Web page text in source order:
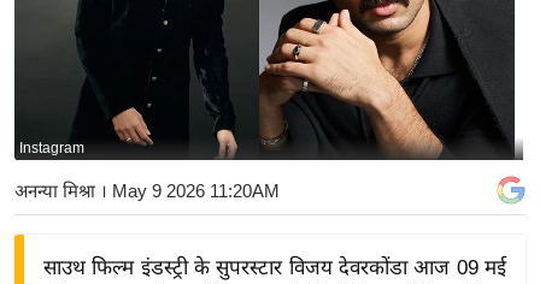
बि
ज़
ने
Instagram
अनन्या मिश्रा । May 9 2026 11:20AM
साउथ फिल्म इंडस्ट्री के सुपरस्टार विजय देवरकोंडा आज 09 मई